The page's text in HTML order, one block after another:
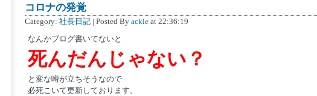
コロナの発覚
Category: 社長日記 | Posted By ackie at 22:36:19
なんかブログ書いてないと
死んだんじゃない？
と変な噂が立ちそうなので
必死こいて更新しております。